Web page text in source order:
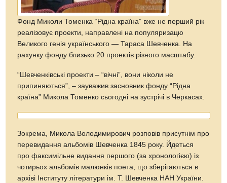
Фонд Миколи Томенка “Рідна країна” вже не перший рік
реалізовує проекти, направлені на популяризацю
Великого генія українського — Тараса Шевченка. На
рахунку фонду близько 20 проектів різного масштабу.
“Шевченківські проекти – “вічні”, вони ніколи не
припиняються”, – зауважив засновник фонду “Рідна
країна” Микола Томенко сьогодні на зустрічі в Черкасах.
Зокрема, Микола Володимирович розповів присутнім про
перевидання альбомів Шевченка 1845 року. Йдеться
про факсимільне видання першого (за хронологією) із
чотирьох альбомів малюнків поета, що зберігаються в
архіві Інституту літератури ім. Т. Шевченка НАН України.